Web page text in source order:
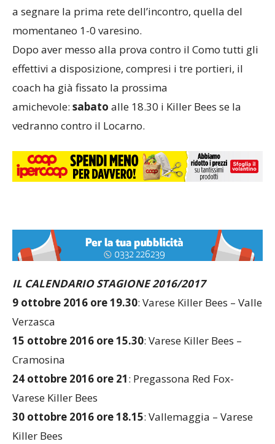
a segnare la prima rete dell’incontro, quella del
momentaneo 1-0 varesino.
Dopo aver messo alla prova contro il Como tutti gli
effettivi a disposizione, compresi i tre portieri, il
coach ha già fissato la prossima
amichevole: sabato alle 18.30 i Killer Bees se la
vedranno contro il Locarno.
IL CALENDARIO STAGIONE 2016/2017
9 ottobre 2016 ore 19.30: Varese Killer Bees – Valle
Verzasca
15 ottobre 2016 ore 15.30: Varese Killer Bees –
Cramosina
24 ottobre 2016 ore 21: Pregassona Red Fox-
Varese Killer Bees
30 ottobre 2016 ore 18.15: Vallemaggia – Varese
Killer Bees